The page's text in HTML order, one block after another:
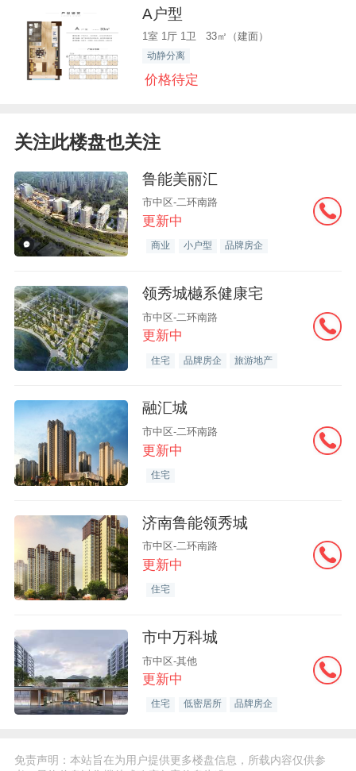
A户型
1室 1厅 1卫 33㎡（建面）
动静分离
价格待定
关注此楼盘也关注
鲁能美丽汇
市中区-二环南路
更新中
商业 小户型 品牌房企
领秀城樾系健康宅
市中区-二环南路
更新中
住宅 品牌房企 旅游地产
融汇城
市中区-二环南路
更新中
住宅
济南鲁能领秀城
市中区-二环南路
更新中
住宅
市中万科城
市中区-其他
更新中
住宅 低密居所 品牌房企
免责声明：本站旨在为用户提供更多楼盘信息，所载内容仅供参